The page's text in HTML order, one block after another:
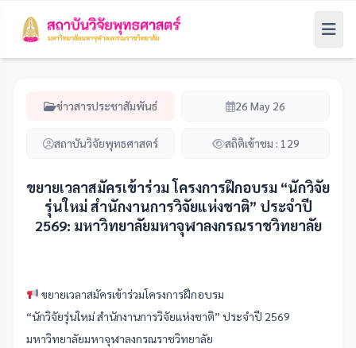
ข่าวสารประชาสัมพันธ์ 26 May 26
สถาบันวิจัยพุทธศาสตร์ สถิติเข้าชม : 129
ขยายเวลาสมัครเข้าร่วม โครงการฝึกอบรม “นักวิจัย
รุ่นใหม่ สำนักงานการวิจัยแห่งชาติ” ประจำปี
2569: มหาวิทยาลัยมหาจุฬาลงกรณราชวิทยาลัย
ขยายเวลาสมัครเข้าร่วมโครงการฝึกอบรม
“นักวิจัยรุ่นใหม่ สำนักงานการวิจัยแห่งชาติ” ประจำปี 2569
มหาวิทยาลัยมหาจุฬาลงกรณราชวิทยาลัย